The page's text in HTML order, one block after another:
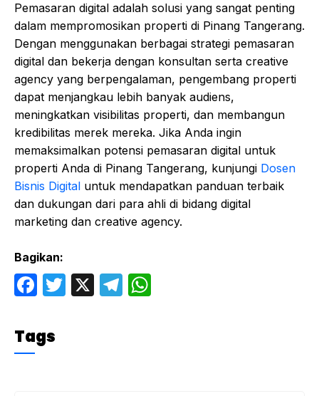
Pemasaran digital adalah solusi yang sangat penting
dalam mempromosikan properti di Pinang Tangerang.
Dengan menggunakan berbagai strategi pemasaran
digital dan bekerja dengan konsultan serta creative
agency yang berpengalaman, pengembang properti
dapat menjangkau lebih banyak audiens,
meningkatkan visibilitas properti, dan membangun
kredibilitas merek mereka. Jika Anda ingin
memaksimalkan potensi pemasaran digital untuk
properti Anda di Pinang Tangerang, kunjungi Dosen
Bisnis Digital untuk mendapatkan panduan terbaik
dan dukungan dari para ahli di bidang digital
marketing dan creative agency.
Bagikan:
F
c
e
T
X
T
Tags